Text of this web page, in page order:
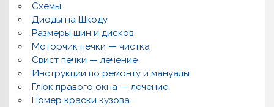
в
о
п
р
о
ы
,
о
л
Схемы
Диоды на Шкоду
Размеры шин и дисков
Моторчик печки — чистка
Свист печки — лечение
Инструкции по ремонту и мануалы
Глюк правого окна — лечение
Номер краски кузова